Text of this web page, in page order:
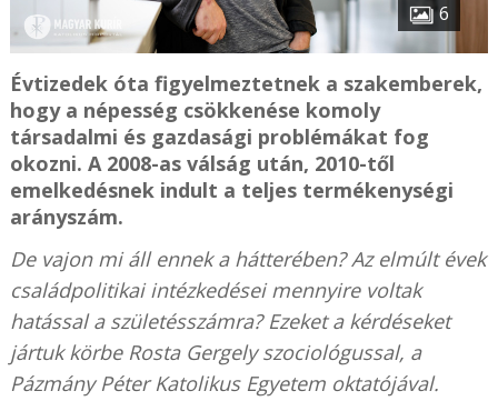
6
Évtizedek óta figyelmeztetnek a szakemberek,
hogy a népesség csökkenése komoly
társadalmi és gazdasági problémákat fog
okozni. A 2008-as válság után, 2010-től
emelkedésnek indult a teljes termékenységi
arányszám.
De vajon mi áll ennek a hátterében? Az elmúlt évek
családpolitikai intézkedései mennyire voltak
hatással a születésszámra? Ezeket a kérdéseket
jártuk körbe Rosta Gergely szociológussal, a
Pázmány Péter Katolikus Egyetem oktatójával.